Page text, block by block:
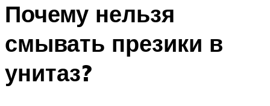
Почему нельзя
смывать презики в
унитаз?